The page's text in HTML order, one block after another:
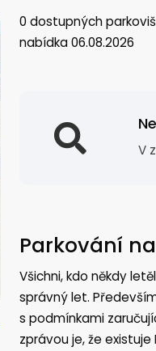
0 dostupných
nabídka 06.08.2026
V
Parkování
Všichni, kdo někdy
správný let.
s podmínkami
zprávou je, že